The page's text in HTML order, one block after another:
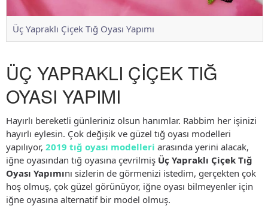
Üç Yapraklı Çiçek Tığ Oyası Yapımı
ÜÇ YAPRAKLI ÇİÇEK TIĞ
OYASI YAPIMI
Hayırlı bereketli günleriniz olsun hanımlar. Rabbim her işinizi
hayırlı eylesin. Çok değişik ve güzel tığ oyası modelleri
yapılıyor, 2019 tığ oyası modelleri arasında yerini alacak,
iğne oyasından tığ oyasına çevrilmiş Üç Yapraklı Çiçek Tığ
Oyası Yapımını sizlerin de görmenizi istedim, gerçekten çok
hoş olmuş, çok güzel görünüyor, iğne oyası bilmeyenler için
iğne oyasına alternatif bir model olmuş.